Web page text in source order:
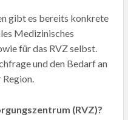
gibt es bereits konkrete
Medizinisches
für das RVZ selbst.
und den Bedarf an
Region.
(RVZ)?